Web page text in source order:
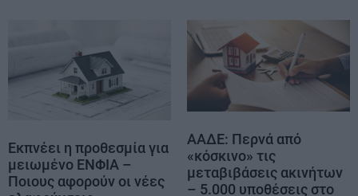
Εκπνέει η προθεσμία για
μειωμένο ΕΝΦΙΑ –
Ποιους αφορούν οι νέες
ΑΑΔΕ: Περνά από
«κόσκινο» τις
μεταβιβάσεις ακινήτων
– 5.000 υποθέσεις στο